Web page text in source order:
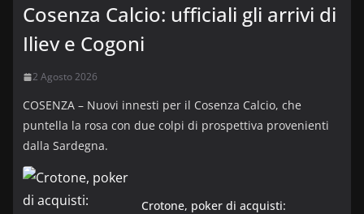
Cosenza Calcio: ufficiali gli arrivi di
Iliev e Cogoni
2 Agosto 2026
COSENZA – Nuovi innesti per il Cosenza Calcio, che
puntella la rosa con due colpi di prospettiva provenienti
dalla Sardegna.
Crotone, poker di acquisti: